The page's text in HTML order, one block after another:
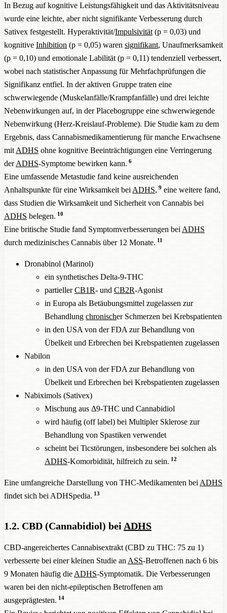
In Bezug auf kognitive Leistungsfähigkeit und das Aktivitätsniveau
wurde eine leichte, aber nicht signifikante Verbesserung durch
Sativex festgestellt. Hyperaktivität/Impulsivität (p = 0,03) und
kognitive Inhibition (p = 0,05) waren signifikant, Unaufmerksamkeit
(p = 0,10) und emotionale Labilität (p = 0,11) tendenziell verbessert,
wobei nach statistischer Anpassung für Mehrfachprüfungen die
Signifikanz entfiel. In der aktiven Gruppe traten eine
schwerwiegende (Muskelanfälle/Krampfanfälle) und drei leichte
Nebenwirkungen auf, in der Placebogruppe eine schwerwiegende
Nebenwirkung (Herz-Kreislauf-Probleme). Die Studie kam zu dem
Ergebnis, dass Cannabismedikamentierung für manche Erwachsene
mit ADHS ohne kognitive Beeinträchtigungen eine Verringerung
derADHS-Symptome bewirken kann. 6
Eine umfassende Metastudie fand keine ausreichenden
Anhaltspunkte für eine Wirksamkeit bei ADHS, 9 eine weitere fand,
dass Studien die Wirksamkeit und Sicherheit von Cannabis bei
ADHS belegen. 10
Eine britische Studie fand Symptomverbesserungen bei ADHS
durch medizinisches Cannabis über 12 Monate. 11
Dronabinol (Marinol)
ein synthetisches Delta-9-THC
partiellerCB1R- und CB2R-Agonist
in Europa als Betäubungsmittel zugelassen zur
Behandlung chronischer Schmerzen bei Krebspatienten
in den USA von der FDA zur Behandlung von
Übelkeit und Erbrechen bei Krebspatienten zugelassen
Nabilon
in den USA von der FDA zur Behandlung von
Übelkeit und Erbrechen bei Krebspatienten zugelassen
Nabiximols (Sativex)
Mischung aus Δ9-THC und Cannabidiol
wird häufig (off label) bei Multipler Sklerose zur
Behandlung von Spastiken verwendet
scheint bei Ticstörungen, insbesondere bei solchen als
ADHS-Komorbidität, hilfreich zu sein. 12
Eine umfangreiche Darstellung von THC-Medikamenten bei ADHS
findet sich bei ADHSpedia. 13
1.2. CBD (Cannabidiol) bei ADHS
CBD-angereichertes Cannabisextrakt (CBD zu THC: 75 zu 1)
verbesserte bei einer kleinen Studie an ASS-Betroffenen nach 6 bis
9 Monaten häufig die ADHS-Symptomatik. Die Verbesserungen
waren bei den nicht-epileptischen Betroffenen am
ausgeprägtesten. 14